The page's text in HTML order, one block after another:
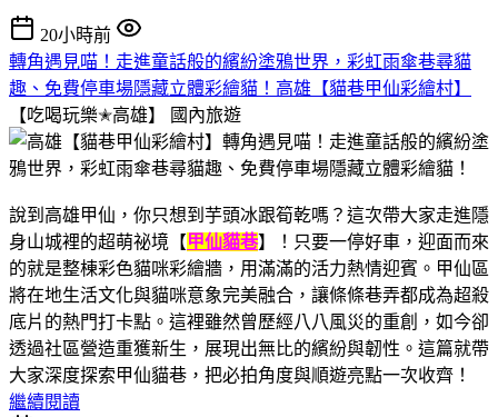
20小時前
轉角遇見喵！走進童話般的繽紛塗鴉世界，彩虹雨傘巷尋貓
趣、免費停車場隱藏立體彩繪貓！高雄【貓巷甲仙彩繪村】
【吃喝玩樂✭高雄】
國內旅遊
說到高雄甲仙，你只想到芋頭冰跟筍乾嗎？這次帶大家走進隱
身山城裡的超萌祕境【甲仙貓巷】！只要一停好車，迎面而來
的就是整棟彩色貓咪彩繪牆，用滿滿的活力熱情迎賓。甲仙區
將在地生活文化與貓咪意象完美融合，讓條條巷弄都成為超殺
底片的熱門打卡點。這裡雖然曾歷經八八風災的重創，如今卻
透過社區營造重獲新生，展現出無比的繽紛與韌性。這篇就帶
大家深度探索甲仙貓巷，把必拍角度與順遊亮點一次收齊！
繼續閱讀